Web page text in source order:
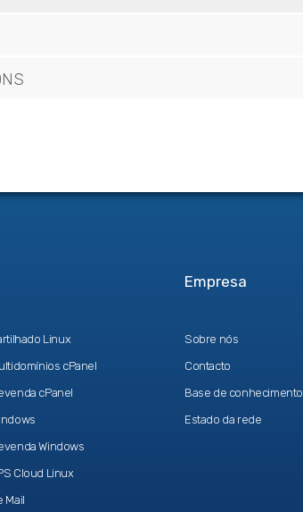
Linux
cPanel
cPanel
Windows
Cloud Linux
Mail
Empresa
Sobre nós
Contacto
Base de conhecimento
Estado da rede